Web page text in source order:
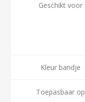
Geschikt voor
Kleur bandje
Toepasbaar op